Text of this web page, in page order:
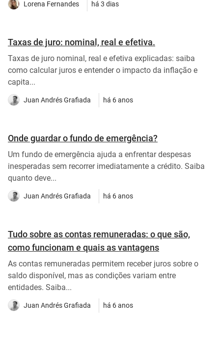
Lorena Fernandes há 3 dias
Taxas de juro: nominal, real e efetiva.
Taxas de juro nominal, real e efetiva explicadas: saiba
como calcular juros e entender o impacto da inflação e
capita...
Juan Andrés Grafiada há 6 anos
Onde guardar o fundo de emergência?
Um fundo de emergência ajuda a enfrentar despesas
inesperadas sem recorrer imediatamente a crédito. Saiba
quanto deve...
Juan Andrés Grafiada há 6 anos
Tudo sobre as contas remuneradas: o que são,
como funcionam e quais as vantagens
As contas remuneradas permitem receber juros sobre o
saldo disponível, mas as condições variam entre
entidades. Saiba...
Juan Andrés Grafiada há 6 anos